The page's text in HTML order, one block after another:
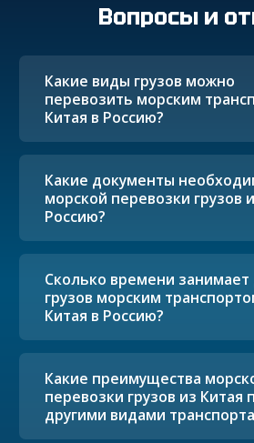
Вопросы и
Какие виды грузов можно
перевозить морским
Китая в Россию?
Какие документы
морской перевозки грузов
Россию?
Сколько времени занимает
грузов морским
Китая в Россию?
Какие преимущества
перевозки грузов из Китая
другими видами